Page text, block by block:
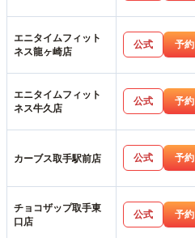
エニタイムフィット
ネス龍ヶ崎店
公式 予約
エニタイムフィット
ネス牛久店
公式 予約
カーブス取手駅前店 公式 予約
チョコザップ取手東
口店
公式 予約